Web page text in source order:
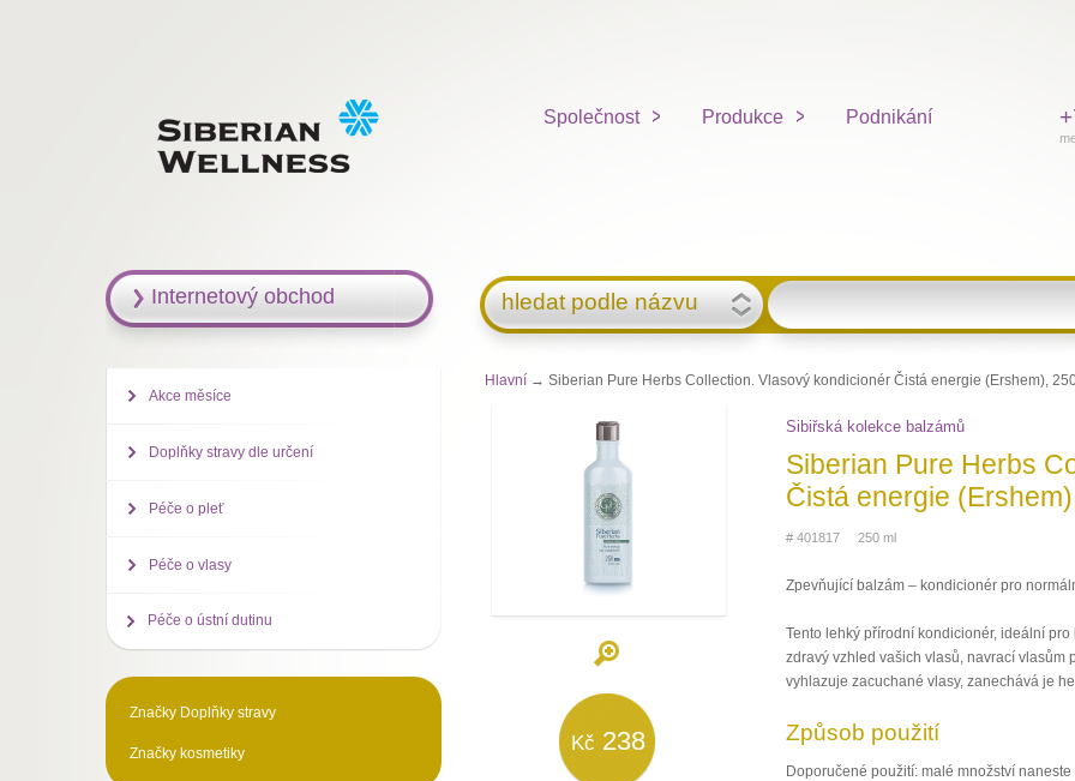
Společnost Produkce Podnikání
hledat podle názvu
Hlavní → Siberian Pure Herbs Collection. Vlasový kondicionér Čistá energie (Ershem),
Kč 238
Sibiřská kolekce balzámů
Siberian Pure Herbs
Čistá energie
# 401817 250 ml
Zpevňující balzám – kondicionér pro
Tento lehký přírodní kondicionér, ideální
zdravý vzhled vašich vlasů, navrací vlasům
vyhlazuje zacuchané vlasy, zanechává je
Způsob použití
Doporučené použití: malé množství
Internetový obchod
Akce měsíce
Doplňky stravy dle určení
Péče o pleť
Péče o vlasy
Péče o ústní dutinu
Značky Doplňky stravy
Značky kosmetiky